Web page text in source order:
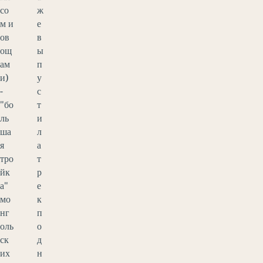
со
м и
ов
ощ
ам
и)
-
"бо
ль
ша
я
тро
йк
а"
мо
нг
оль
ск
их
ж
е
в
ы
п
у
с
т
и
л
а
т
р
е
к
п
о
д
н